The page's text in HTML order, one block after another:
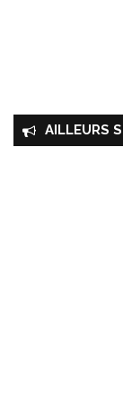
AILLEURS